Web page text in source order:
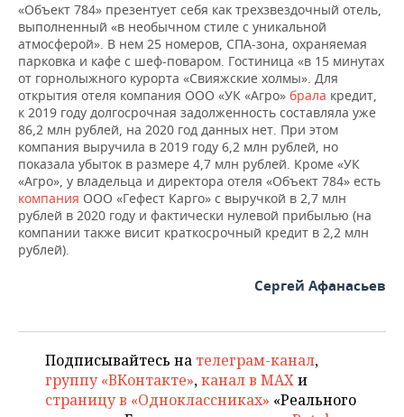
«Объект 784» презентует себя как трехзвездочный отель,
выполненный «в необычном стиле с уникальной
атмосферой». В нем 25 номеров, СПА-зона, охраняемая
парковка и кафе с шеф-поваром. Гостиница «в 15 минутах
от горнолыжного курорта «Свияжские холмы». Для
открытия отеля компания ООО «УК «Агро» брала кредит,
к 2019 году долгосрочная задолженность составляла уже
86,2 млн рублей, на 2020 год данных нет. При этом
компания выручила в 2019 году 6,2 млн рублей, но
показала убыток в размере 4,7 млн рублей. Кроме «УК
«Агро», у владельца и директора отеля «Объект 784» есть
компания ООО «Гефест Карго» с выручкой в 2,7 млн
рублей в 2020 году и фактически нулевой прибылью (на
компании также висит краткосрочный кредит в 2,2 млн
рублей).
Сергей Афанасьев
Подписывайтесь на телеграм-канал,
группу «ВКонтакте»,канал в MAXи
страницу в «Одноклассниках» «Реального